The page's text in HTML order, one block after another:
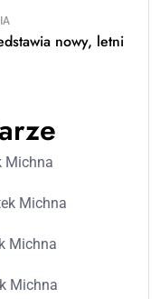
nowy, letni
Michna
Michna
Michna
Michna